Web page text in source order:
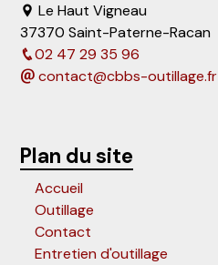
Le Haut Vigneau
37370 Saint-Paterne-Racan
02 47 29 35 96
contact@cbbs-outillage.fr
Plan du site
Accueil
Outillage
Contact
Entretien d'outillage